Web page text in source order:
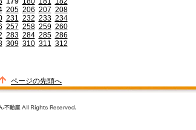
205 206 207 208
231 232 233 234
257 258 259 260
283 284 285 286
309 310 311 312
ページの先頭へ